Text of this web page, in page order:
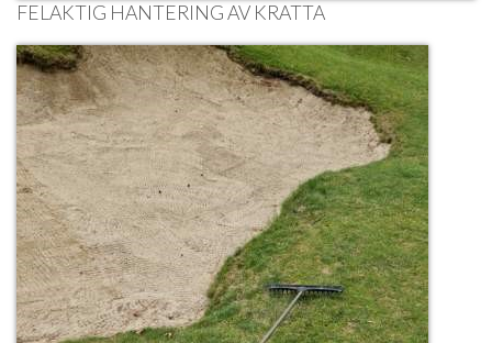
FELAKTIG HANTERING AV KRATTA